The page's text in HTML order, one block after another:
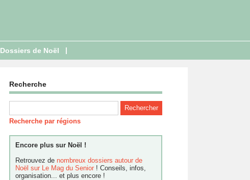
Dossiers de Noël |
Recherche
Recherche par régions
Encore plus sur Noël !
Retrouvez de nombreux dossiers autour de
Noël sur Le Mag du Senior ! Conseils, infos,
organisation... et plus encore !